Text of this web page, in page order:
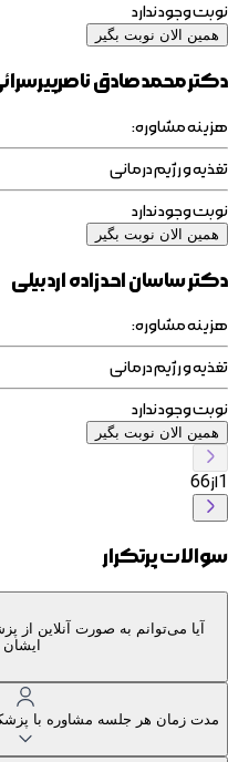
نوبت وجود ندارد
همین الان نوبت بگیر
دکتر محمدصادق
هزینه مشاوره:
تغذیه و رژیم درمانی
نوبت وجود ندارد
همین الان نوبت بگیر
دکتر ساسان احدزاده اردبیلی
هزینه مشاوره:
تغذیه و رژیم درمانی
نوبت وجود ندارد
همین الان نوبت بگیر
1از66
سوالات پرتکرار
آیا می‌توانم به صورت آنلاین
مدت زمان هر جلسه مشاوره با